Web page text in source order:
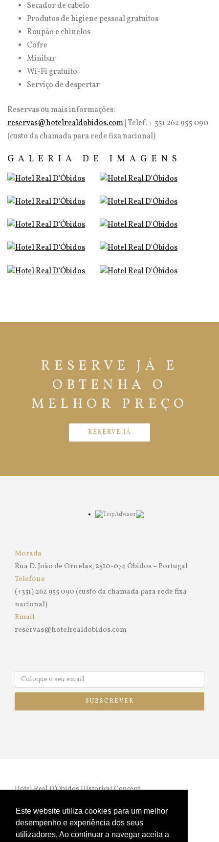
Este website utiliza cookies para um melhor
desempenho e experiência dos seus
utilizadores. Ao continuar a navegar aceita a
Secador de cabelo
Produtos de higiene pessoal gratuitos
Roupão e chinelos
Cofre
Minibar
Wi-Fi gratuito
Serviço de despertar
Reservas ou mais informações:
reservas@hotelrealdobidos.com | Telef. + 351 262 955 090
(custo da chamada para rede fixa nacional)
GALERIA DE IMAGENS
RESERVE JÁ E
OBTENHA O
MELHOR PREÇO
RESERVE JÁ
Morada
Rua D. João de Ornelas, 2510-074 Óbidos – Portugal
Telefone
(+351) 262 955 090 (custo da chamada para rede fixa
nacional)
Email
reservas@hotelrealdobidos.com
SUBSCREVER
Hotel Real D’Óbidos Historical Concept
RNET nº 972 |Livro de Reclamações Online